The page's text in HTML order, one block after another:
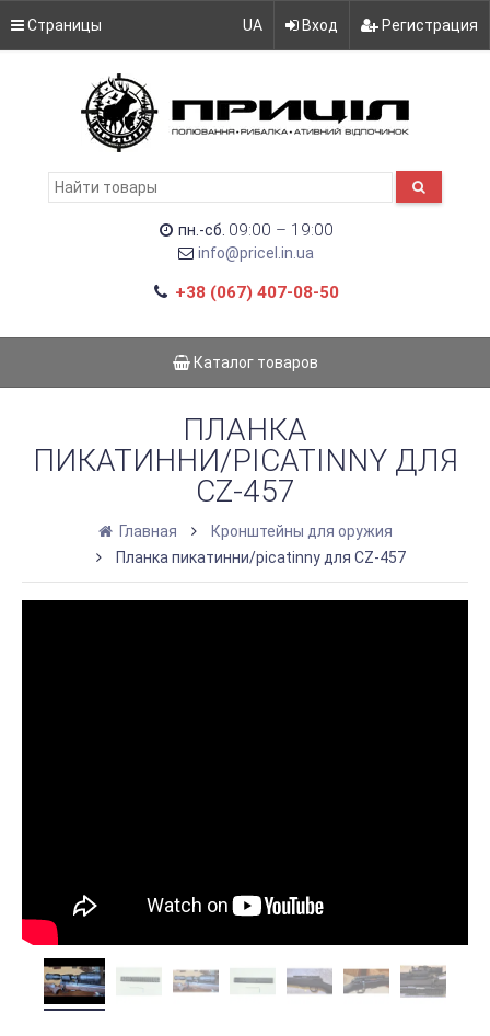
Страницы UA Вход Регистрация
пн.-сб. 09:00 – 19:00
info@pricel.in.ua
+38 (067) 407-08-50
Каталог товаров
ПЛАНКА
ПИКАТИННИ/PICATINNY ДЛЯ
CZ-457
Главная
Кронштейны для оружия
Планка пикатинни/picatinny для CZ-457